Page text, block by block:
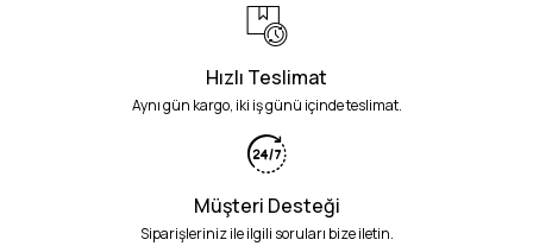
Hızlı Teslimat
Aynı gün kargo, iki iş günü içinde teslimat.
Müşteri Desteği
Siparişleriniz ile ilgili soruları bize iletin.